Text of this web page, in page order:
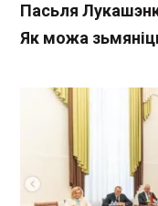
Пасьля
Як можа